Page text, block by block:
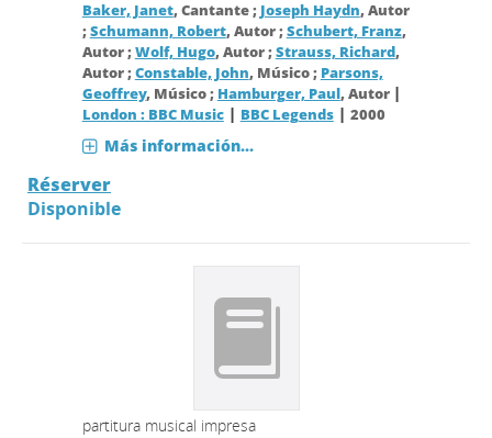
Baker, Janet, Cantante ; Joseph Haydn, Autor
;Schumann, Robert, Autor ;Schubert, Franz,
Autor ;Wolf, Hugo, Autor ;Strauss, Richard,
Autor ;Constable, John, Músico ; Parsons,
Geoffrey, Músico ; Hamburger, Paul, Autor |
London : BBC Music| BBC Legends| 2000
Más información...
Réserver
Disponible
partitura musical impresa